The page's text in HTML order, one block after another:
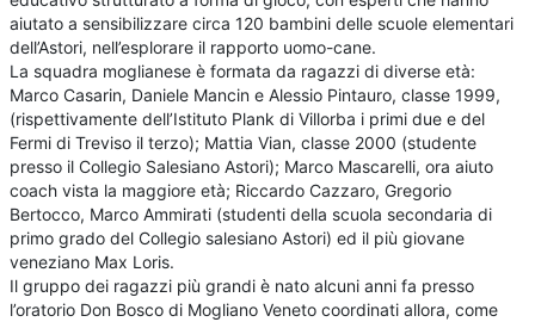
aiutato a sensibilizzare circa 120 bambini delle scuole elementari
dell’Astori, nell’esplorare il rapporto uomo-cane.
La squadra moglianese è formata da ragazzi di diverse età:
Marco Casarin, Daniele Mancin e Alessio Pintauro, classe 1999,
(rispettivamente dell’Istituto Plank di Villorba i primi due e del
Fermi di Treviso il terzo); Mattia Vian, classe 2000 (studente
presso il Collegio Salesiano Astori); Marco Mascarelli, ora aiuto
coach vista la maggiore età; Riccardo Cazzaro, Gregorio
Bertocco, Marco Ammirati (studenti della scuola secondaria di
primo grado del Collegio salesiano Astori) ed il più giovane
veneziano Max Loris.
Il gruppo dei ragazzi più grandi è nato alcuni anni fa presso
l’oratorio Don Bosco di Mogliano Veneto coordinati allora, come